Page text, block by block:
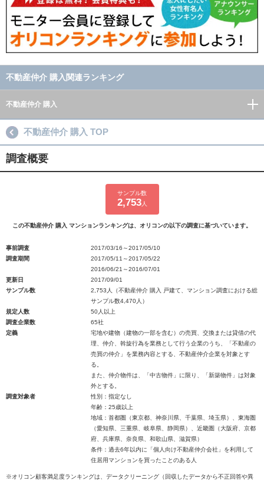
不動産仲介 購入関連ランキング
不動産仲介 購入
不動産仲介 購入 TOP
調査概要
サンプル数
2,753人
この不動産仲介 購入 マンションランキングは、オリコンの以下の調査に基づいています。
事前調査
2017/03/16～2017/05/10
調査期間
2017/05/11～2017/05/22
2016/06/21～2016/07/01
更新日
2017/09/01
サンプル数
2,753人（不動産仲介 購入 戸建て、マンション調査における総
サンプル数4,470人）
規定人数
50人以上
調査企業数
65社
定義
宅地や建物（建物の一部を含む）の売買、交換または貸借の代
理、仲介、斡旋行為を業務として行う企業のうち、「不動産の
売買の仲介」を業務内容とする、不動産仲介企業を対象とす
る。
また、仲介物件は、「中古物件」に限り、「新築物件」は対象
外とする。
調査対象者
性別：指定なし
年齢：25歳以上
地域：首都圏（東京都、神奈川県、千葉県、埼玉県）、東海圏
（愛知県、三重県、岐阜県、静岡県）、近畿圏（大阪府、京都
府、兵庫県、奈良県、和歌山県、滋賀県）
条件：過去6年以内に「個人向け不動産仲介会社」を利用して
住居用マンションを買ったことのある人
※オリコン顧客満足度ランキングは、データクリーニング（回収したデータから不正回答や異